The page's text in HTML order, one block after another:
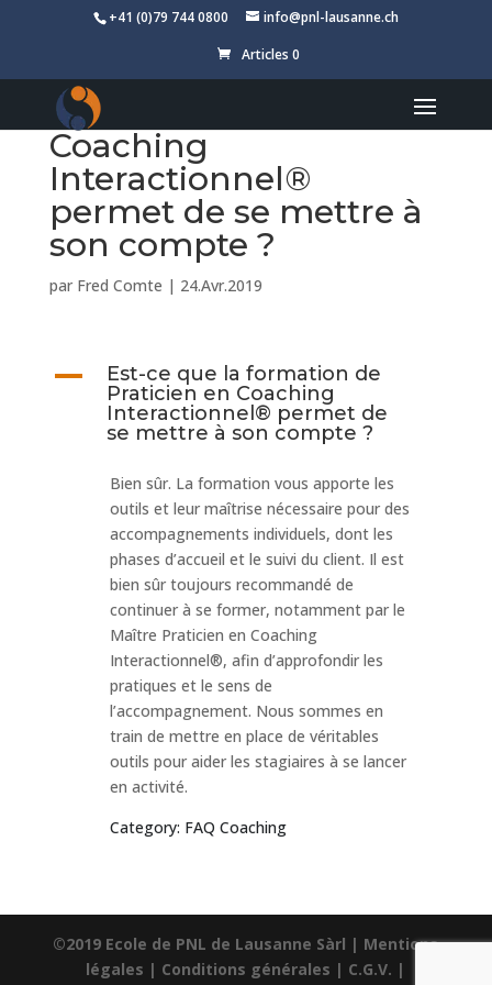
+41 (0)79 744 0800
info@pnl-lausanne.ch
Articles 0
Est-ce que la formation
de Praticien en
Coaching
Interactionnel®
permet de se mettre à
son compte ?
par Fred Comte | 24.Avr.2019
A
Est-ce que la formation de
Praticien en Coaching
Interactionnel® permet de
se mettre à son compte ?
Bien sûr. La formation vous apporte les
outils et leur maîtrise nécessaire pour des
accompagnements individuels, dont les
phases d’accueil et le suivi du client. Il est
bien sûr toujours recommandé de
continuer à se former, notamment par le
Maître Praticien en Coaching
Interactionnel®, afin d’approfondir les
pratiques et le sens de
l’accompagnement. Nous sommes en
train de mettre en place de véritables
outils pour aider les stagiaires à se lancer
en activité.
Category: FAQ Coaching
©2019 Ecole de PNL de Lausanne Sàrl | Mentions
légales | Conditions générales | C.G.V. |